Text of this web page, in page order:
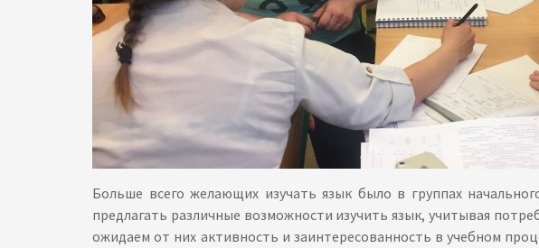
Больше всего желающих изучать язык было в группах
предлагать различные возможности изучить язык, учитывая
ожидаем от них активность и заинтересованность в учебном